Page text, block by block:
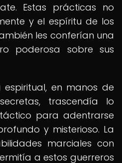
Estas prácticas no
y el espíritu de los
les conferían una
poderosa sobre sus
en manos de
trascendía lo
para adentrarse
y misterioso. La
marciales con
a estos guerreros